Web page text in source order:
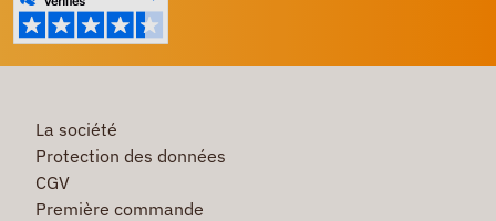
La société
Protection des données
CGV
Première commande